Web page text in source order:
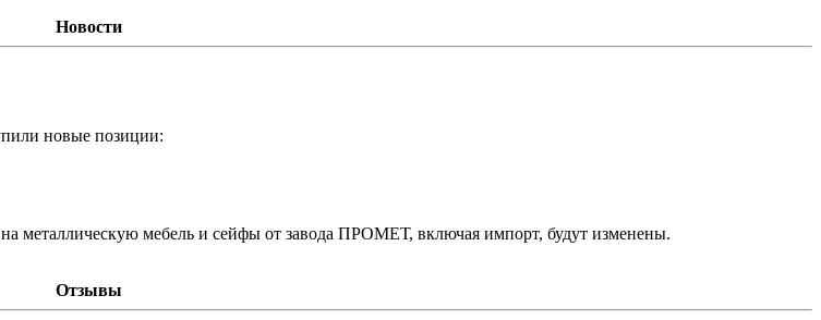
Новости
новые позиции:
металлическую мебель и сейфы от завода ПРОМЕТ, включая импорт, будут изменены.
Отзывы